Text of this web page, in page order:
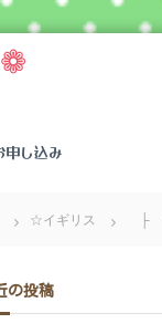
し込み
☆イギリス ├
の投稿